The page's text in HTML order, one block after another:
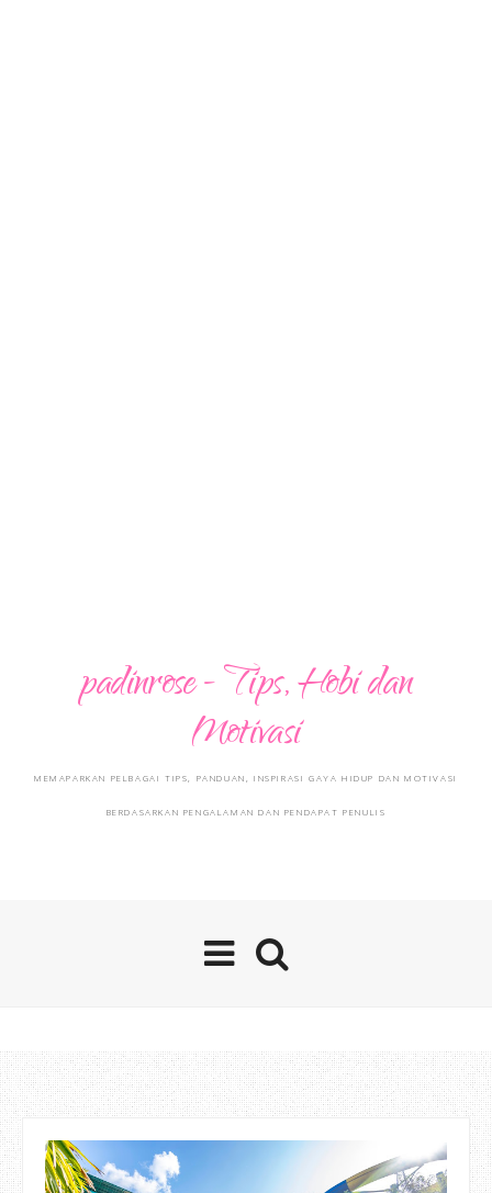
padinrose - Tips, Hobi dan
Motivasi
MEMAPARKAN PELBAGAI TIPS, PANDUAN, INSPIRASI GAYA HIDUP DAN MOTIVASI
BERDASARKAN PENGALAMAN DAN PENDAPAT PENULIS